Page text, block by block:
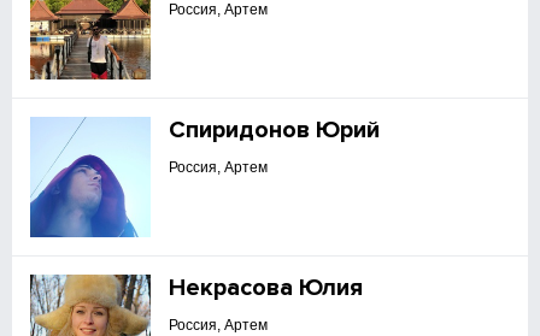
Россия, Артем
Спиридонов Юрий
Россия, Артем
Некрасова Юлия
Россия, Артем